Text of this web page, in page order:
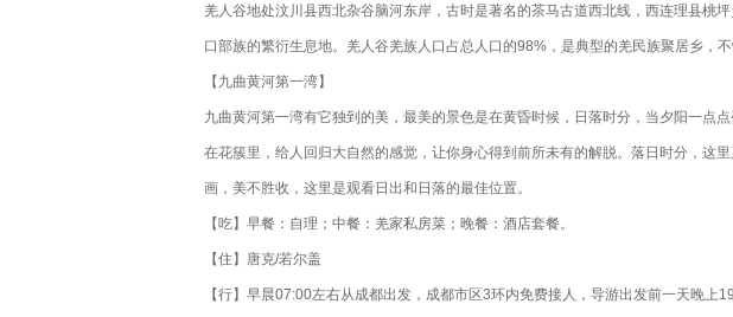
羌人谷地处汶川县西北杂谷脑河东岸，古时是著名的茶马古道西北线，西连理县桃
口部族的繁衍生息地。羌人谷羌族人口占总人口的98%，是典型的羌民族聚居乡，
【九曲黄河第一湾】
九曲黄河第一湾有它独到的美，最美的景色是在黄昏时候，日落时分，当夕阳一点
在花簇里，给人回归大自然的感觉，让你身心得到前所未有的解脱。落日时分，这
画，美不胜收，这里是观看日出和日落的最佳位置。
【吃】早餐：自理；中餐：羌家私房菜；晚餐：酒店套餐。
【住】唐克/若尔盖
【行】早晨07:00左右从成都出发，成都市区3环内免费接人，导游出发前一天晚